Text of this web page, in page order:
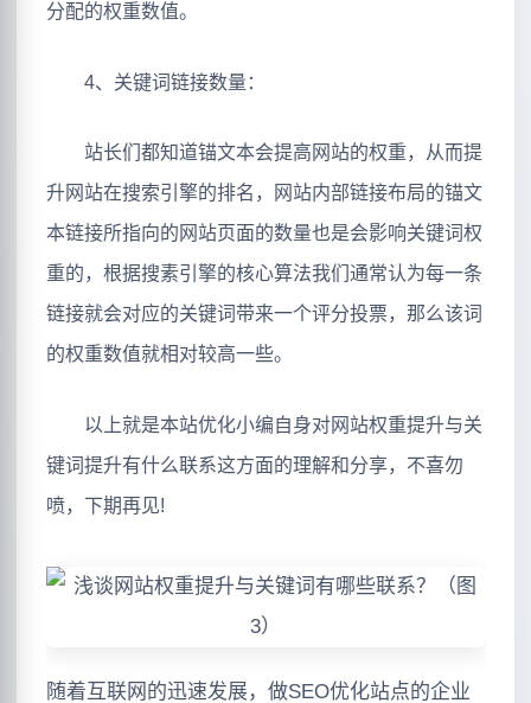
分配的权重数值。
4、关键词链接数量：
站长们都知道锚文本会提高网站的权重，从而提
升网站在搜索引擎的排名，网站内部链接布局的锚文
本链接所指向的网站页面的数量也是会影响关键词权
重的，根据搜素引擎的核心算法我们通常认为每一条
链接就会对应的关键词带来一个评分投票，那么该词
的权重数值就相对较高一些。
以上就是本站优化小编自身对网站权重提升与关
键词提升有什么联系这方面的理解和分享，不喜勿
喷，下期再见!
随着互联网的迅速发展，做SEO优化站点的企业